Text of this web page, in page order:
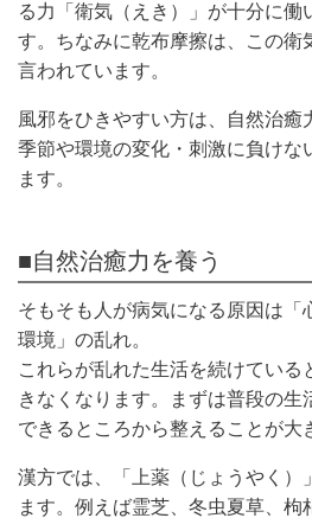
る力「衛気（えき）」が十分に働
す。ちなみに乾布摩擦は、この衛
言われています。
風邪をひきやすい方は、自然治癒
季節や環境の変化・刺激に負けな
ます。
■自然治癒力を養う
そもそも人が病気になる原因は「
環境」の乱れ。
これらが乱れた生活を続けている
きなくなります。まずは普段の生
できるところから整えることが大
漢方では、「上薬（じょうやく）
ます。例えば霊芝、冬虫夏草、枸